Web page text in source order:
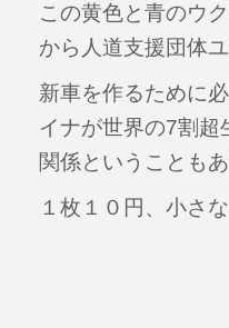
この黄色と青のウ
から人道支援団体
新車を作るために
イナが世界の7割超
関係ということも
１枚１０円、小さ